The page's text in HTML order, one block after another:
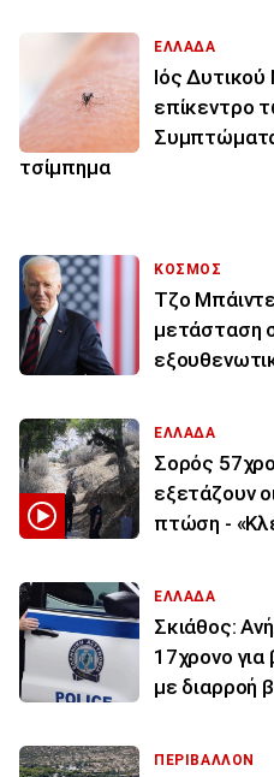
ΕΛΛΑΔΑ
Ιός
επίκεντρο
τσίμπημα
ΚΟΣΜΟΣ
Τζο
μετάσταση
ΕΛΛΑΔΑ
Σορός
εξετάζουν
πτώση -
ΕΛΛΑΔΑ
Σκιάθος:
17χρονο
με διαρροή
ΠΕΡΙΒΑΛΛΟΝ